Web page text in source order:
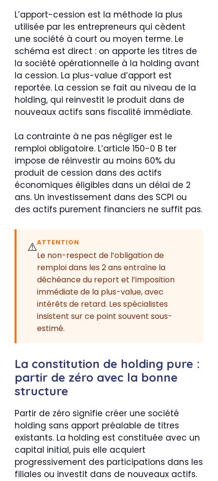
L’apport-cession est la méthode la plus
utilisée par les entrepreneurs qui cèdent
une société à court ou moyen terme. Le
schéma est direct : on apporte les titres de
la société opérationnelle à la holding avant
la cession. La plus-value d’apport est
reportée. La cession se fait au niveau de la
holding, qui reinvestit le produit dans de
nouveaux actifs sans fiscalité immédiate.
La contrainte à ne pas négliger est le
remploi obligatoire. L’article 150-0 B ter
impose de réinvestir au moins 60% du
produit de cession dans des actifs
économiques éligibles dans un délai de 2
ans. Un investissement dans des SCPI ou
des actifs purement financiers ne suffit pas.
⚠️ATTENTION
Le non-respect de l’obligation de
remploi dans les 2 ans entraîne la
déchéance du report et l’imposition
immédiate de la plus-value, avec
intérêts de retard. Les spécialistes
insistent sur ce point souvent sous-
estimé.
La constitution de holding pure :
partir de zéro avec la bonne
structure
Partir de zéro signifie créer une société
holding sans apport préalable de titres
existants. La holding est constituée avec un
capital initial, puis elle acquiert
progressivement des participations dans les
filiales ou investit dans de nouveaux actifs.